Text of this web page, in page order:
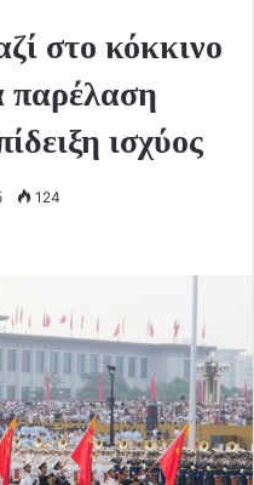
στο κόκκινο
παρέλαση
ισχύος
124